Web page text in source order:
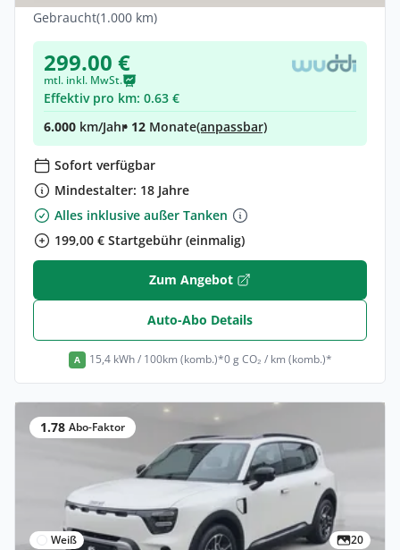
Gebraucht(1.000 km)
299.00 €
mtl. inkl. MwSt.
Effektiv pro km: 0.63 €
6.000 km/Jahr• 12 Monate(anpassbar)
Sofort verfügbar
Mindestalter: 18 Jahre
Alles inklusive außer Tanken
199,00 € Startgebühr (einmalig)
Zum Angebot
Auto-Abo Details
A 15,4 kWh / 100km (komb.)*0 g CO₂ / km (komb.)*
1.78 Abo-Faktor
Weiß 20